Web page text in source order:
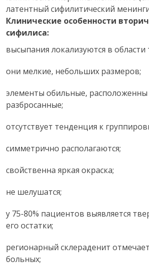
латентный сифилитический
Клинические особенности
сифилиса:
высыпания локализуются в
они мелкие, небольших размеров;
элементы обильные, расположенны
разбросанные;
отсутствует тенденция к
симметрично располагаются;
свойственна яркая окраска;
не шелушатся;
у 75-80% пациентов выявляется
его остатки;
регионарный склераденит
больных;